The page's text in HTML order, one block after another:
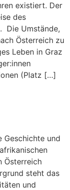
existiert. Der
des
Die Umstände,
Österreich zu
Leben in Graz
(Platz […]
Geschichte und
Österreich
steht das
und